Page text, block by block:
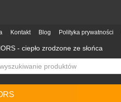
Kontakt Blog Polityka prywatności
- ciepło zrodzone ze słońca